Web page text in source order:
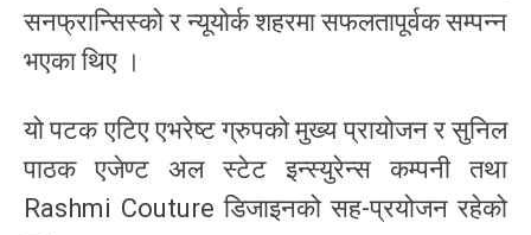
सनफ्रान्सिस्को र न्यूयोर्क शहरमा सफलतापूर्वक सम्पन्न
भएका थिए ।
यो पटक एटिए एभरेष्ट ग्रुपको मुख्य प्रायोजन र सुनिल
पाठक एजेण्ट अल स्टेट इन्स्युरेन्स कम्पनी तथा
Rashmi Couture डिजाइनको सह-प्रयोजन रहेको